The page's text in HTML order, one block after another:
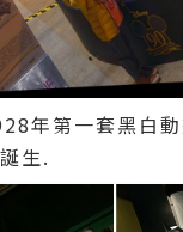
年第一套黑
生.